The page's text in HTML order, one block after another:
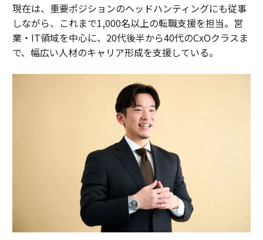
現在は、重要ポジションのヘッドハンティングにも従事
しながら、これまで1,000名以上の転職支援を担当。営
業・IT領域を中心に、20代後半から40代のCxOクラスま
で、幅広い人材のキャリア形成を支援している。